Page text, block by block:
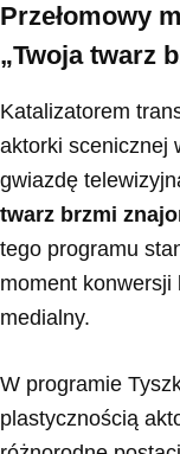
Przełomowy
„Twoja twarz
Katalizatorem
aktorki scenicznej
gwiazdę
twarz brzmi
tego programu
moment konwersji
medialny.
W programie
plastycznością